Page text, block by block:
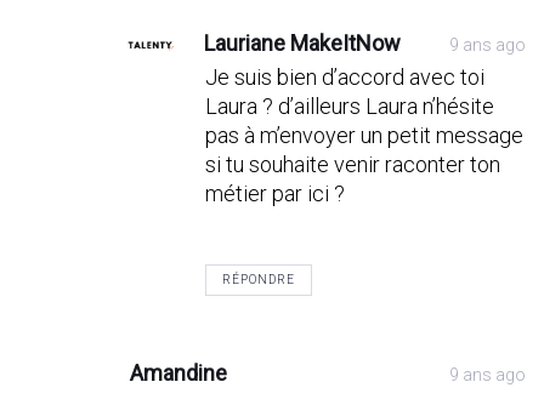
Lauriane MakeItNow 9 ans ago
Je suis bien d’accord avec toi
Laura ? d’ailleurs Laura n’hésite
pas à m’envoyer un petit message
si tu souhaite venir raconter ton
métier par ici ?
RÉPONDRE
Amandine 9 ans ago